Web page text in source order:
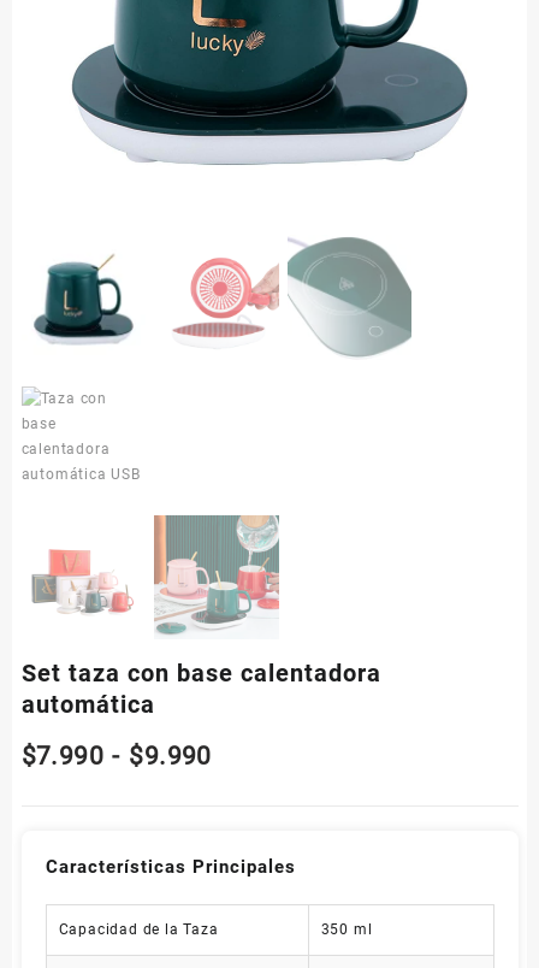
Set taza con base calentadora
automática
$7.990 - $9.990Rango
precios:
desde
$7.990
Características Principales
Capacidad de la Taza 350 ml